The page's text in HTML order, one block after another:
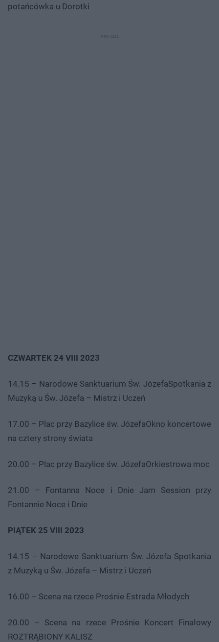
potańcówka u Dorotki
CZWARTEK 24 VIII 2023
14.15 – Narodowe Sanktuarium Św. JózefaSpotkania z
Muzyką u Św. Józefa – Mistrz i Uczeń
17.00 – Plac przy Bazylice św. JózefaOkno koncertowe
na cztery strony świata
20.00 – Plac przy Bazylice św. JózefaOrkiestrowa moc
21.00 – Fontanna Noce i Dnie Jam Session przy
Fontannie Noce i Dnie
PIĄTEK 25 VIII 2023
14.15 – Narodowe Sanktuarium Św. Józefa Spotkania
z Muzyką u Św. Józefa – Mistrz i Uczeń
16.00 – Scena na rzece Prośnie Estrada Młodych
20.00 – Scena na rzece Prośnie Koncert Finałowy
ROZTRĄBIONY KALISZ